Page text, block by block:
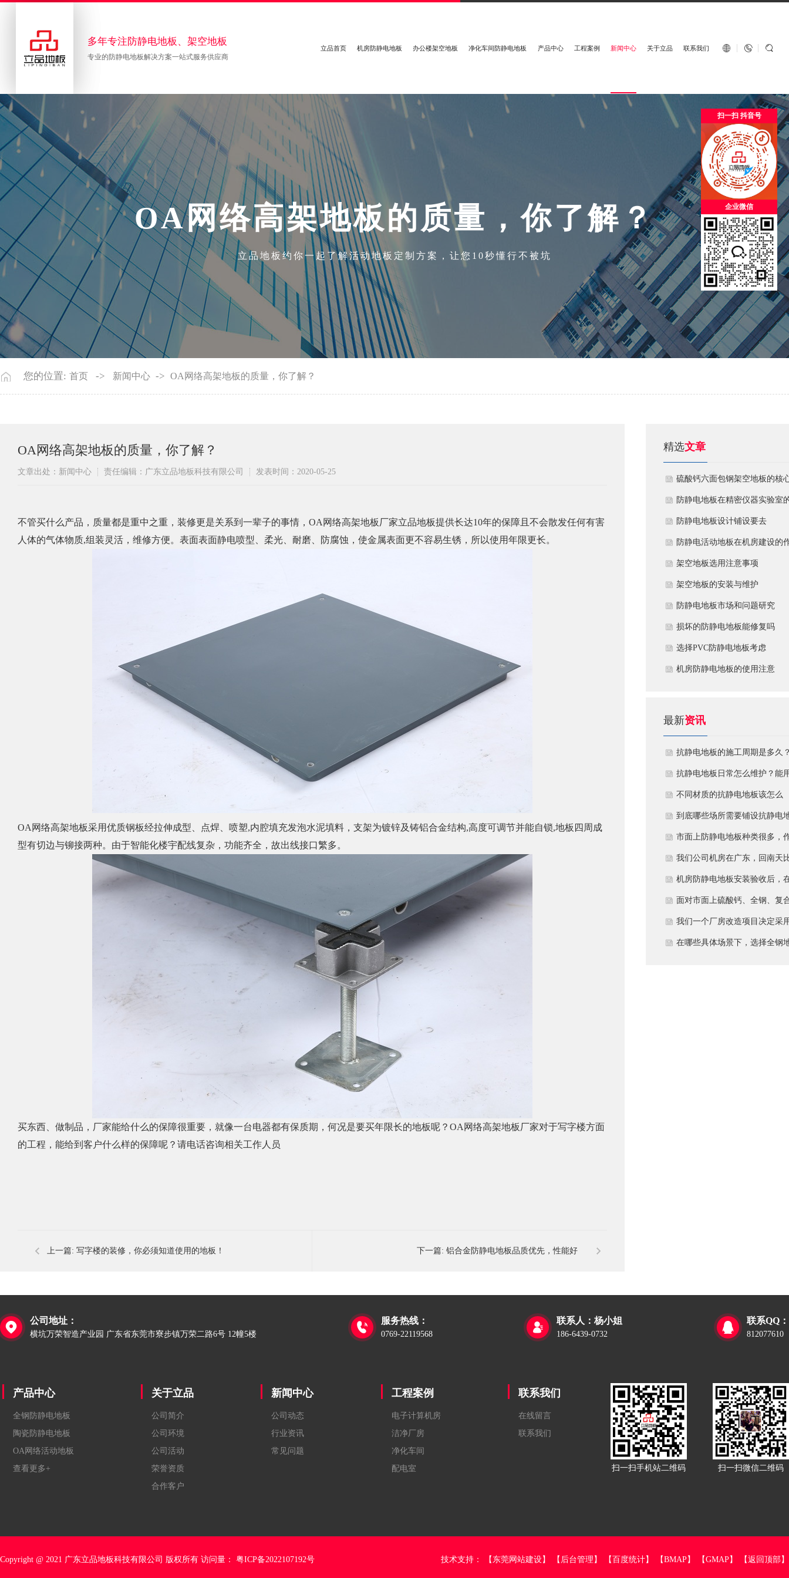
多年专注防静电地板、架空地板
专业的防静电地板解决方案一站式服务供应商
立品首页 机房防静电地板 办公楼架空地板 净化车间防静电地板 产品中心 工程案例 新闻中心 关于立品 联系我们 English  
OA网络高架地板的 质量 ，你了解 ？
立品地板约你一起了解活动地板定制方案，让您10秒懂行不被坑
您的位置: 首页 -> 新闻中心 -> OA网络高架地板的质量，你了解？
OA网络高架地板的质量，你了解？
文章出处：新闻中心 责任编辑：广东立品地板科技有限公司 发表时间：2020-05-25
​不管买什么产品，质量都是重中之重，装修更是关系到一辈子的事情，OA网络高架地板厂家立品地板提供长达10年的保障且不会散发任何有害
人体的气体物质,组装灵活，维修方便。表面表面静电喷型、柔光、耐磨、防腐蚀，使金属表面更不容易生锈，所以使用年限更长。
OA网络高架地板采用优质钢板经拉伸成型、点焊、喷塑,内腔填充发泡水泥填料，支架为镀锌及铸铝合金结构,高度可调节并能自锁,地板四周成
型有切边与铆接两种。由于智能化楼宇配线复杂，功能齐全，故出线接口繁多。
买东西、做制品，厂家能给什么的保障很重要，就像一台电器都有保质期，何况是要买年限长的地板呢？ OA网络高架地板厂家对于写字楼方面
的工程，能给到客户什么样的保障呢？请电话咨询相关工作人员
上一篇: 写字楼的装修，你必须知道使用的地板！ 下一篇: 铝合金防静电地板品质优先，性能好
精选文章
硫酸钙六面包钢架空地板的核
技术优势与防火安全价值
防静电地板在精密仪器实验室
定制化应用方案
​防静电地板设计铺设要去
防静电活动地板在机房建设的
用
​架空地板选用注意事项
​架空地板的安装与维护
防静电地板市场和问题研究
损坏的防静电地板能修复吗
​选择PVC防静电地板考虑
机房防静电地板的使用注意
最新资讯
抗静电地板的施工周期是多久
需要注意什么?
抗静电地板日常怎么维护？能
多久？
不同材质的抗静电地板该怎么
选？
到底哪些场所需要铺设抗静电
板？
市面上防静电地板种类很多，
为采购方，我们该如何鉴别地
的质量好坏？所谓的“系统电
阻”为什么很重要？
我们公司机房在广东，回南天
较潮湿，这种环境下使用防静
地板要注意什么？日常维护有
些要点？
机房防静电地板安装验收后，
日常运维中常常被忽视。请问
一套规范的、可操作的维护规
应包含哪些内容？有哪些“小问
面对市面上硫酸钙、全钢、复
等多种类型的机房防静电地板
我们该如何科学选型？除了预
我们一个厂房改造项目决定采
全钢防静电地板。听说它的安
在哪些具体场景下，选择全钢

公司地址：
横坑万荣智造产业园 广东省东莞市寮步镇万荣二路6号 12幢5楼

服务热线：
0769-22119568

联系人：杨小姐
186-6439-0732

联系QQ：
812077610
产品中心
全钢防静电地板
陶瓷防静电地板
OA网络活动地板
查看更多+
关于立品
公司简介
公司环境
公司活动
荣誉资质
合作客户
新闻中心
公司动态
行业资讯
常见问题
工程案例
电子计算机房
洁净厂房
净化车间
配电室
联系我们
在线留言
联系我们
扫一扫手机站二维码 扫一扫微信二维码
Copyright @ 2021 广东立品地板科技有限公司 版权所有 访问量： 粤ICP备2022107192号 技术支持： 【东莞网站建设】 【后台管理】 【百度统计】 【BMAP】 【GMAP】 【返回顶部】
扫一扫 抖音号
企业微信